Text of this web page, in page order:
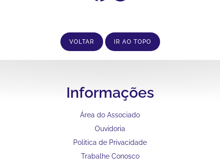
VOLTAR IR AO TOPO
Informações
Área do Associado
Ouvidoria
Política de Privacidade
Trabalhe Conosco